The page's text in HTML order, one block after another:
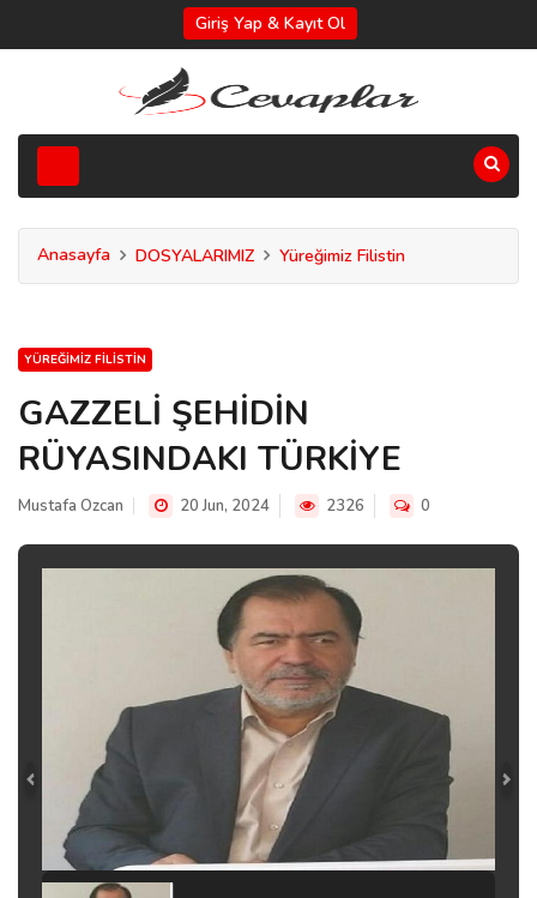
Giriş Yap & Kayıt Ol
Anasayfa DOSYALARIMIZ Yüreğimiz Filistin
YÜREĞIMIZ FILISTIN
GAZZELİ ŞEHİDİN
RÜYASINDAKI TÜRKİYE
Mustafa Ozcan 20 Jun, 2024 2326 0